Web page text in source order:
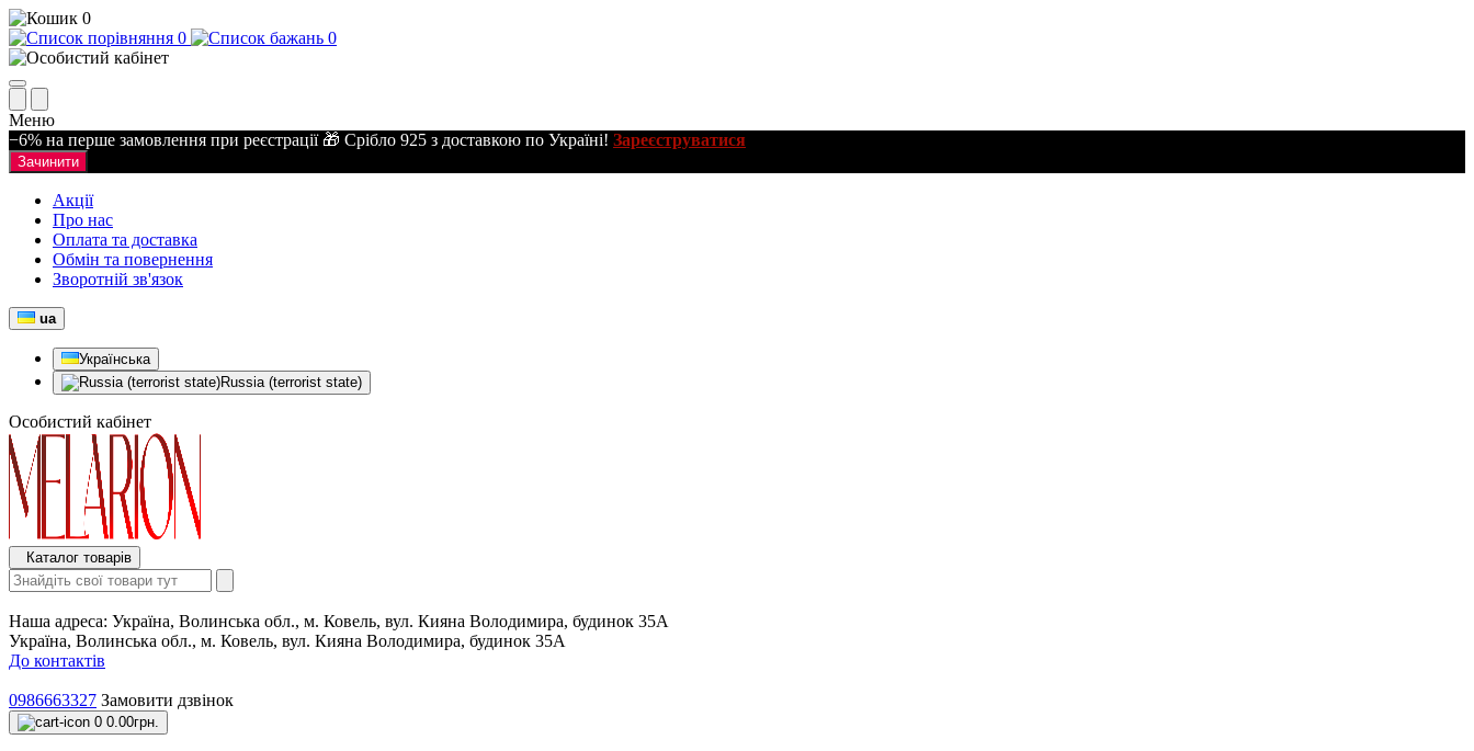
0
0
0
Меню
−6% на перше замовлення при реєстрації 🎁 Срібло 925 з доставкою по Україні! Зареєструватися
Зачинити
Акції
Про нас
Оплата та доставка
Обмін та повернення
Зворотній зв'язок
ua
Українська
Russia (terrorist state)
Особистий кабінет
Каталог товарів
Наша адреса: Україна, Волинська обл., м. Ковель, вул. Кияна Володимира, будинок 35А
Україна, Волинська обл., м. Ковель, вул. Кияна Володимира, будинок 35А
До контактів
0986663327 Замовити дзвінок
0 0.00грн.